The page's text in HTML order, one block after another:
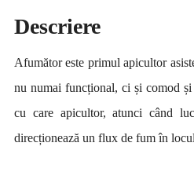
Descriere
Afumător este primul apicultor
nu numai funcțional, ci și comod
cu care apicultor, atunci când
direcționează un flux de fum în